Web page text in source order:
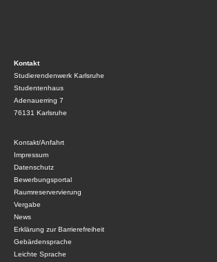
Kontakt
Studierendenwerk Karlsruhe
Studentenhaus
Adenauerring 7
76131 Karlsruhe
Kontakt/Anfahrt
Impressum
Datenschutz
Bewerbungsportal
Raumreservervierung
Vergabe
News
Erklärung zur Barrierefreiheit
Gebärdensprache
Leichte Sprache